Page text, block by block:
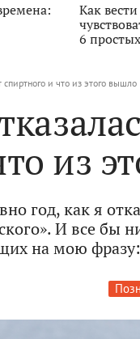
Как
6
спиртного и что из этого вышло
из
год, как я
И все бы
на мою фразу: